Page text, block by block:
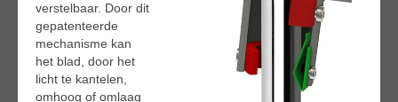
verstelbaar. Door dit
gepatenteerde
mechanisme kan
het blad, door het
licht te kantelen,
omhoog of omlaag